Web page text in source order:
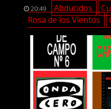
20:49 Abducidos
Rosa de los Vientos